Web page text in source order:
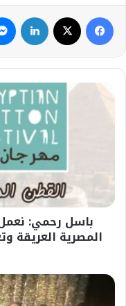
فيسبوك
باسل
المصرية
العريقة
وتعزيز
تنافسيتها
ودول
باسل رحمي:
المصرية العريقة
#وزير